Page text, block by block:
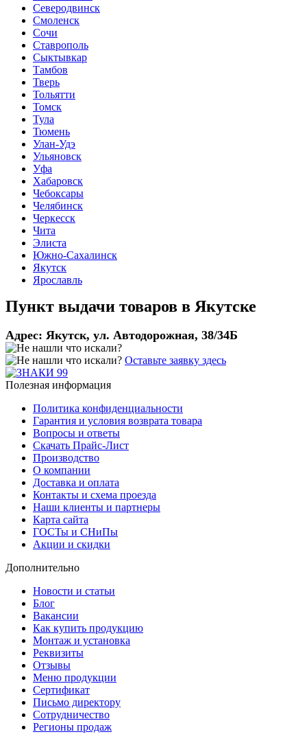
Северодвинск
Смоленск
Сочи
Ставрополь
Сыктывкар
Тамбов
Тверь
Тольятти
Томск
Тула
Тюмень
Улан-Удэ
Ульяновск
Уфа
Хабаровск
Чебоксары
Челябинск
Черкесск
Чита
Элиста
Южно-Сахалинск
Якутск
Ярославль
Пункт выдачи товаров в Якутске
Адрес: Якутск, ул. Автодорожная, 38/34Б
Оставьте заявку здесь
Полезная информация
Политика конфиденциальности
Гарантия и условия возврата товара
Вопросы и ответы
Скачать Прайс-Лист
Производство
О компании
Доставка и оплата
Контакты и схема проезда
Наши клиенты и партнеры
Карта сайта
ГОСТы и СНиПы
Акции и скидки
Дополнительно
Новости и статьи
Блог
Вакансии
Как купить продукцию
Монтаж и установка
Реквизиты
Отзывы
Меню продукции
Сертификат
Письмо директору
Сотрудничество
Регионы продаж